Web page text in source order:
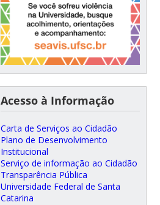
Acesso à Informação
Carta de Serviços ao Cidadão
Plano de Desenvolvimento
Institucional
Serviço de informação ao Cidadão
Transparência Pública
Universidade Federal de Santa
Catarina